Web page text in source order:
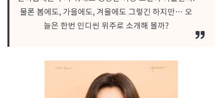
여
성
뮤
지
집
물론 봄에도, 가을에도, 겨울에도 그렇긴 하지만… 오
늘은 한번 인디씬 위주로 소개해 볼까?